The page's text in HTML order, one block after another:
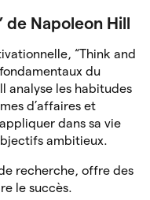
de Napoleon Hill
“Think and
du
analyse les habitudes
d’affaires et
dans sa vie
ambitieux.
recherche, offre des
le succès.